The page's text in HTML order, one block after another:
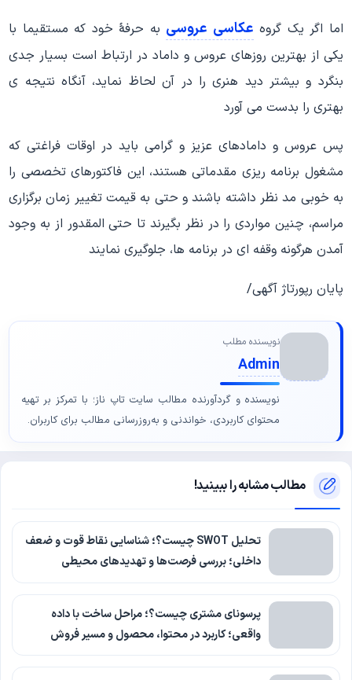
اما اگر یک گروه عکاسی عروسی به حرفۀ خود که مستقیما با
یکی از بهترین روزهای عروس و داماد در ارتباط است بسیار جدی
بنگرد و بیشتر دید هنری را در آن لحاظ نماید، آنگاه نتیجه ی
بهتری را بدست می آورد
پس عروس و دامادهای عزیز و گرامی باید در اوقات فراغتی که
مشغول برنامه ریزی مقدماتی هستند، این فاکتورهای تخصصی را
به خوبی مد نظر داشته باشند و حتی به قیمت تغییر زمان برگزاری
مراسم، چنین مواردی را در نظر بگیرند تا حتی المقدور از به وجود
آمدن هرگونه وقفه ای در برنامه ها، جلوگیری نمایند
پایان رپورتاژ آگهی/
نویسنده مطلب
Admin
نویسنده و گردآورنده مطالب سایت تاپ ناز؛ با تمرکز بر تهیه
محتوای کاربردی، خواندنی و به‌روزرسانی مطالب برای کاربران.
مطالب مشابه را ببینید!
تحلیل SWOT چیست؟؛ شناسایی نقاط قوت و ضعف
داخلی؛ بررسی فرصت‌ها و تهدیدهای محیطی
پرسونای مشتری چیست؟؛ مراحل ساخت با داده
واقعی؛ کاربرد در محتوا، محصول و مسیر فروش